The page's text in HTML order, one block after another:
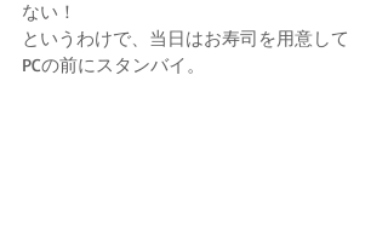
ない！
というわけで、当日はお寿司を用意して
PCの前にスタンバイ。